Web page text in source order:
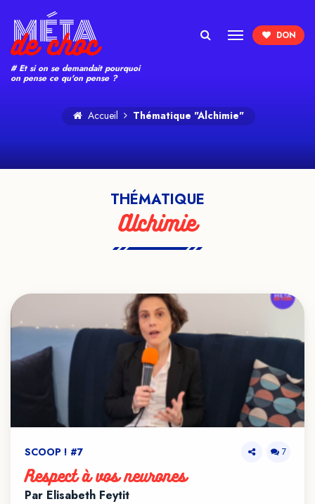
# Et si on se demandait pourquoi
on pense ce qu'on pense ?
Accueil Thématique "Alchimie"
THÉMATIQUE
Alchimie
SCOOP ! #7 7
Respect à vos neurones
Par Élisabeth Feytit